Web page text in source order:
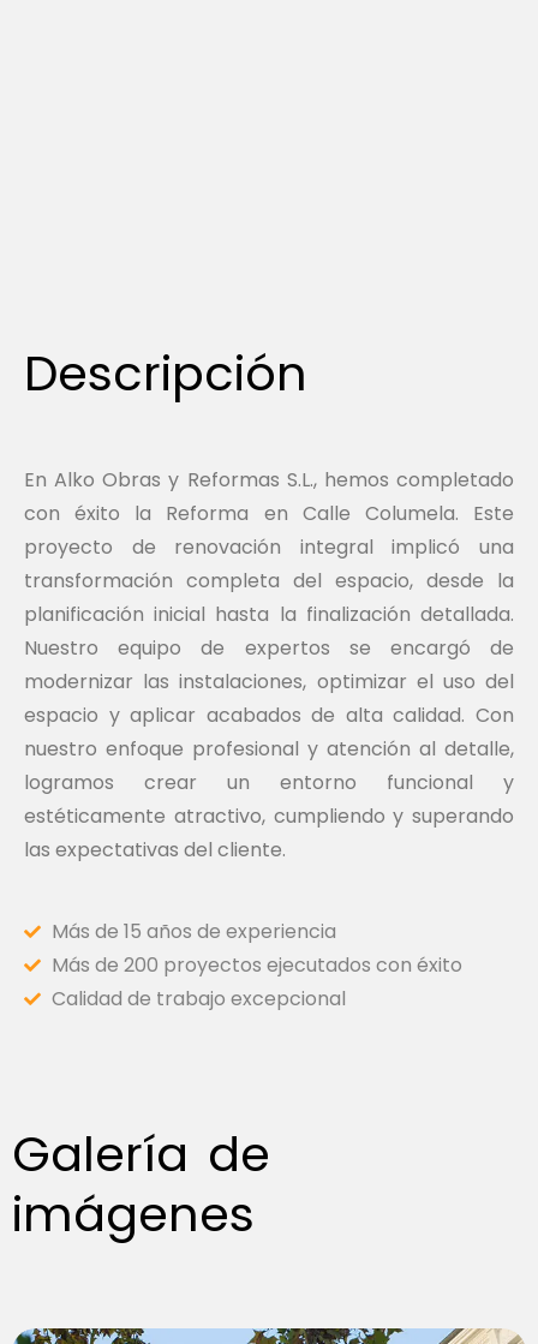
Descripción
En Alko Obras y Reformas S.L., hemos completado
con éxito la Reforma en Calle Columela. Este
proyecto de renovación integral implicó una
transformación completa del espacio, desde la
planificación inicial hasta la finalización detallada.
Nuestro equipo de expertos se encargó de
modernizar las instalaciones, optimizar el uso del
espacio y aplicar acabados de alta calidad. Con
nuestro enfoque profesional y atención al detalle,
logramos crear un entorno funcional y
estéticamente atractivo, cumpliendo y superando
las expectativas del cliente.
Más de 15 años de experiencia
Más de 200 proyectos ejecutados con éxito
Calidad de trabajo excepcional
Galería de
imágenes